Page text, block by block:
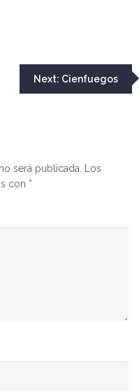
Next: Cienfuegos
será publicada. Los
con *